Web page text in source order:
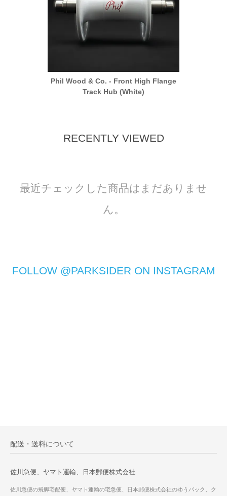
Phil Wood & Co. - Front High Flange
Track Hub (White)
RECENTLY VIEWED
最近チェックした商品はまだありませ
ん。
FOLLOW @PARKSIDER ON INSTAGRAM
配送・送料について
佐川急便、ヤマト運輸、日本郵便株式会社
佐川急便の飛脚宅配便、ヤマト運輸の宅急便、日本郵便株式会社のゆうパック、ク